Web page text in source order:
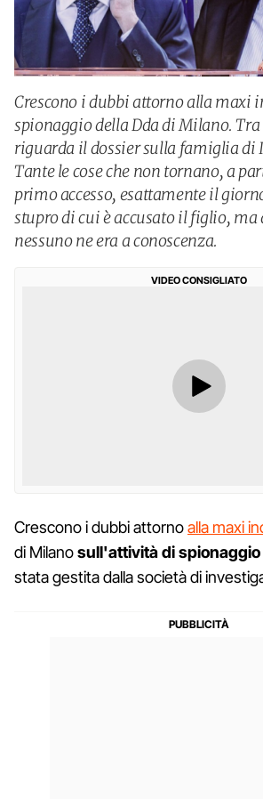
Crescono i dubbi attorno alla maxi
spionaggio della Dda di Milano.
riguarda il dossier sulla famiglia di
Tante le cose che non tornano, a
primo accesso, esattamente il
stupro di cui è accusato il figlio, ma
nessuno ne era a conoscenza.
VIDEO CONSIGLIATO
Crescono i dubbi attornoalla maxi
di Milanosull'attività di spionaggio
stata gestita dalla società di